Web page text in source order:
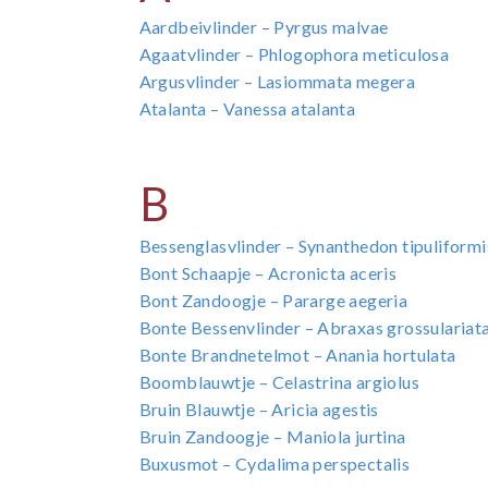
Aardbeivlinder – Pyrgus malvae
Agaatvlinder – Phlogophora meticulosa
Argusvlinder – Lasiommata megera
Atalanta – Vanessa atalanta
B
Bessenglasvlinder – Synanthedon
Bont Schaapje – Acronicta aceris
Bont Zandoogje – Pararge aegeria
Bonte Bessenvlinder – Abraxas
Bonte Brandnetelmot – Anania hortulata
Boomblauwtje – Celastrina argiolus
Bruin Blauwtje – Aricia agestis
Bruin Zandoogje – Maniola jurtina
Buxusmot – Cydalima perspectalis